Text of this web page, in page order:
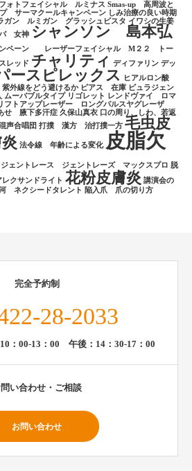
ォトフェイシャル ルミナス Smas-up 高周波と
サーマクールキャンペーン しみ治療の良い時期
ガン ルミガン グラッシュビスタ イワシの生姜
女神 シャンソン 島本弘
ペーン レーザーフェイシャル M２２ トー
スレッド チャリティ ディファリン デッ
ースピレックス
ヒアルロン酸
外線をどう避けるか ピアス 在庫 ピュラジェン
ムーバブルタイプ リゴレット
レンドヴァイ ロマ
フトアップレーザー ロングパルスヤグレーザ
せ 腋下多汗症 久保山真衣 口の周り、しわ、若返
声合唱団 打撲 漢方 治打撲一方 毛虫皮
法令線 年齢による変化 皮脂欠
ェントレース ジェントレーズ マックスプロ 脱
クサンドライト 花粉皮膚炎 講演会の
ネクシードタレント 陥入爪 爪の切り方
完全予約制
28-2033
10：00-13：00 午後：14：30-17：00
い合わせ・ご相談
お問い合わせ